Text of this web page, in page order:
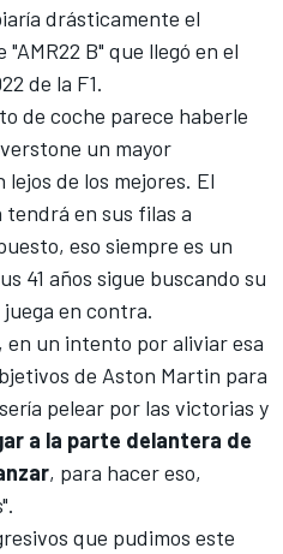
drásticamente el
"AMR22 B" que llegó en el
de la F1.
de coche parece haberle
un mayor
de los mejores. El
en sus filas a
eso siempre es un
41 años sigue buscando su
en contra.
en un intento por aliviar esa
de Aston Martin para
pelear por las victorias y
a la parte delantera de
, para hacer eso,
que pudimos este